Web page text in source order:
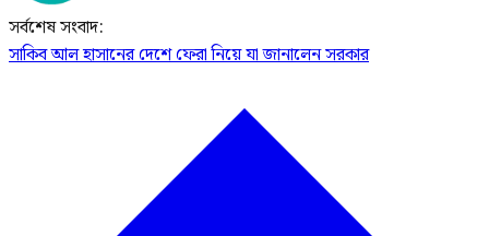
সর্বশেষ সংবাদ:
সাকিব আল হাসানের দেশে ফেরা নিয়ে যা জানালেন সরকার